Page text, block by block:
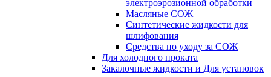
электроэрозионной обработки
Масляные СОЖ
Синтетические жидкости для
шлифования
Средства по уходу за СОЖ
Для холодного проката
Закалочные жидкости и Для установок